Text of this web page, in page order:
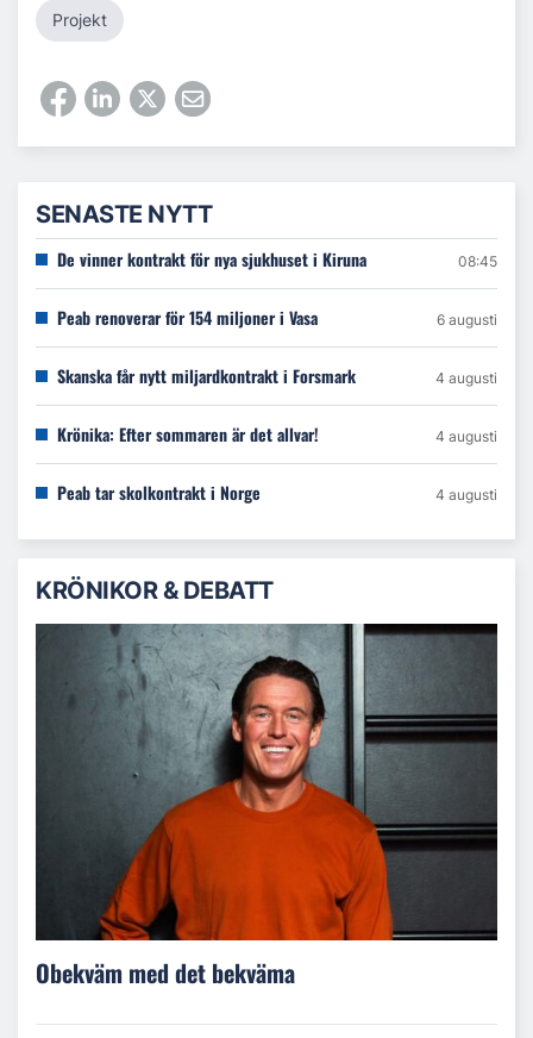
Projekt
SENASTE NYTT
De vinner kontrakt för nya sjukhuset i Kiruna 08:45
Peab renoverar för 154 miljoner i Vasa 6 augusti
Skanska får nytt miljardkontrakt i Forsmark 4 augusti
Krönika: Efter sommaren är det allvar! 4 augusti
Peab tar skolkontrakt i Norge 4 augusti
KRÖNIKOR & DEBATT
Obekväm med det bekväma